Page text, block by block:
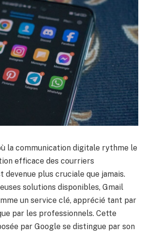
la communication digitale rythme le
efficace des courriers
devenue plus cruciale que jamais.
solutions disponibles, Gmail
un service clé, apprécié tant par
par les professionnels. Cette
par Google se distingue par son